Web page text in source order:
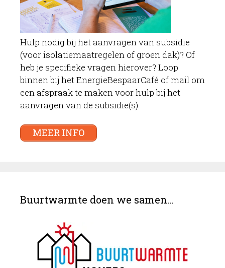
Hulp nodig bij het aanvragen van subsidie
(voor isolatiemaatregelen of groen dak)? Of
heb je specifieke vragen hierover? Loop
binnen bij het EnergieBespaarCafé of mail om
een afspraak te maken voor hulp bij het
aanvragen van de subsidie(s).
MEER INFO
Buurtwarmte doen we samen…